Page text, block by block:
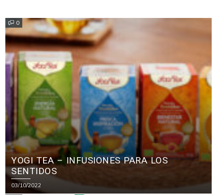
0
YOGI TEA – INFUSIONES PARA LOS
SENTIDOS
03/10/2022